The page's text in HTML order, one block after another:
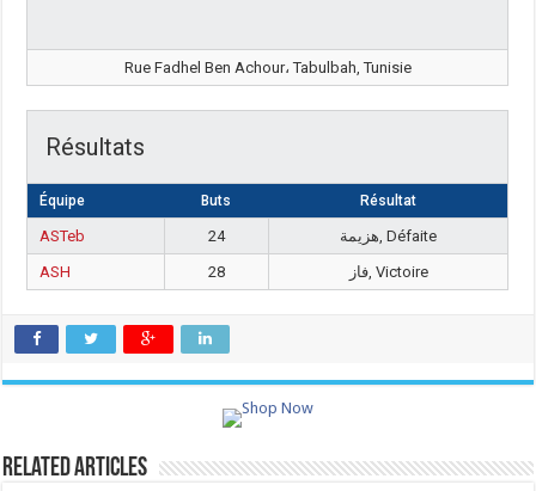
Rue Fadhel Ben Achour، Tabulbah, Tunisie
Résultats
Équipe Buts Résultat
ASTeb 24
هزيمة, Défaite
ASH
28 فاز, Victoire
Related Articles